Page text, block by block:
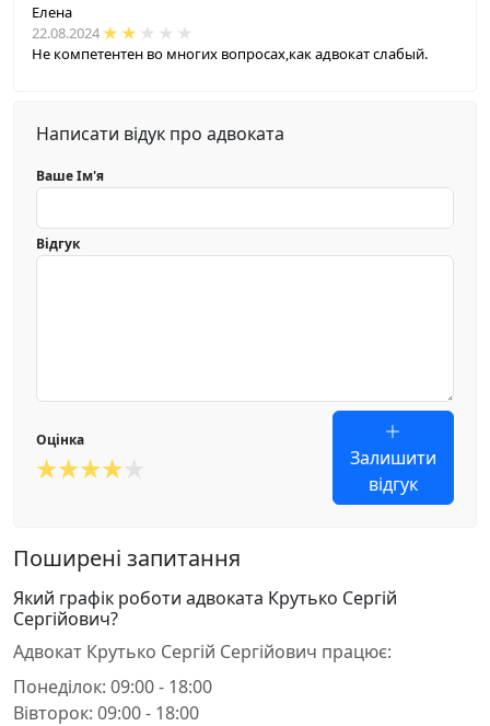
Елена
22.08.2024
Не компетентен во многих вопросах,как адвокат слабый.
Написати відук про адвоката
Ваше Ім'я
Відгук
Оцінка
Залишити
відгук
Поширені запитання
Який графік роботи адвоката Крутько Сергій
Сергійович?
Адвокат Крутько Сергій Сергійович працює:
Понеділок: 09:00 - 18:00
Вівторок: 09:00 - 18:00